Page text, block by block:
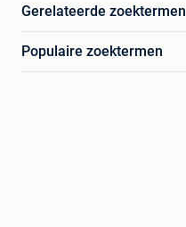
Gerelateerde zoektermen
Populaire zoektermen